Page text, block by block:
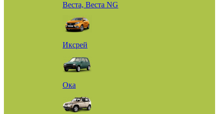
Веста, Веста NG
Иксрей
Ока